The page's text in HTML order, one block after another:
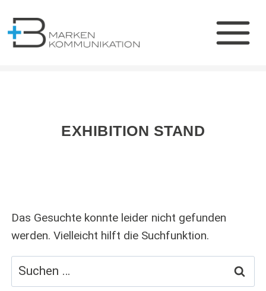
Inhalt
springen
EXHIBITION STAND
Das Gesuchte konnte leider nicht gefunden
werden. Vielleicht hilft die Suchfunktion.
Suchen